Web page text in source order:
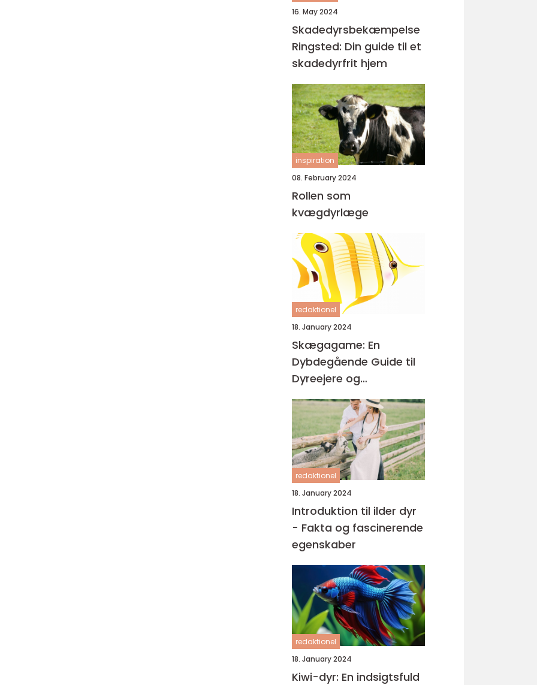
16. May 2024
Skadedyrsbekæmpelse
Ringsted: Din guide til et
skadedyrfrit hjem
inspiration
08. February 2024
Rollen som
kvægdyrlæge
redaktionel
18. January 2024
Skægagame: En
Dybdegående Guide til
Dyreejere og
Dyreelskere
redaktionel
18. January 2024
Introduktion til ilder dyr
- Fakta og fascinerende
egenskaber
redaktionel
18. January 2024
Kiwi-dyr: En indsigtsfuld